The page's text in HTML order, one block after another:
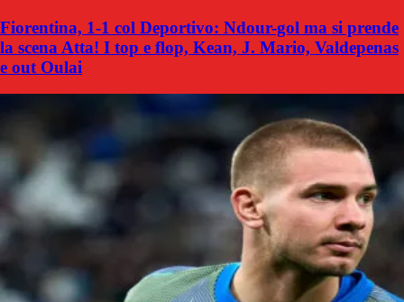
Fiorentina, 1-1 col Deportivo: Ndour-gol ma si prende
la scena Atta! I top e flop, Kean, J. Mario, Valdepenas
e out Oulai